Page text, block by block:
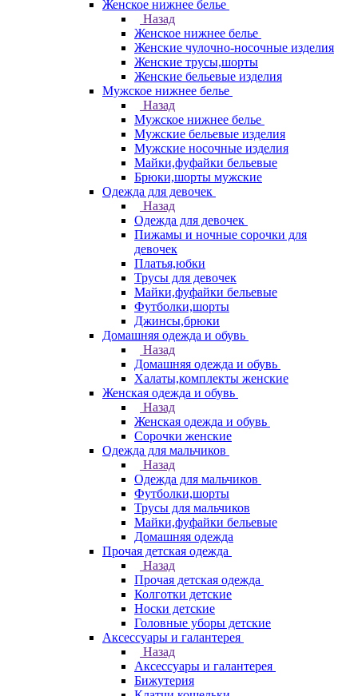
Женское нижнее белье
Назад
Женское нижнее белье
Женские чулочно-носочные изделия
Женские трусы,шорты
Женские бельевые изделия
Мужское нижнее белье
Назад
Мужское нижнее белье
Мужские бельевые изделия
Мужские носочные изделия
Майки,фуфайки бельевые
Брюки,шорты мужские
Одежда для девочек
Назад
Одежда для девочек
Пижамы и ночные сорочки для
девочек
Платья,юбки
Трусы для девочек
Майки,фуфайки бельевые
Футболки,шорты
Джинсы,брюки
Домашняя одежда и обувь
Назад
Домашняя одежда и обувь
Халаты,комплекты женские
Женская одежда и обувь
Назад
Женская одежда и обувь
Сорочки женские
Одежда для мальчиков
Назад
Одежда для мальчиков
Футболки,шорты
Трусы для мальчиков
Майки,фуфайки бельевые
Домашняя одежда
Прочая детская одежда
Назад
Прочая детская одежда
Колготки детские
Носки детские
Головные уборы детские
Аксессуары и галантерея
Назад
Аксессуары и галантерея
Бижутерия